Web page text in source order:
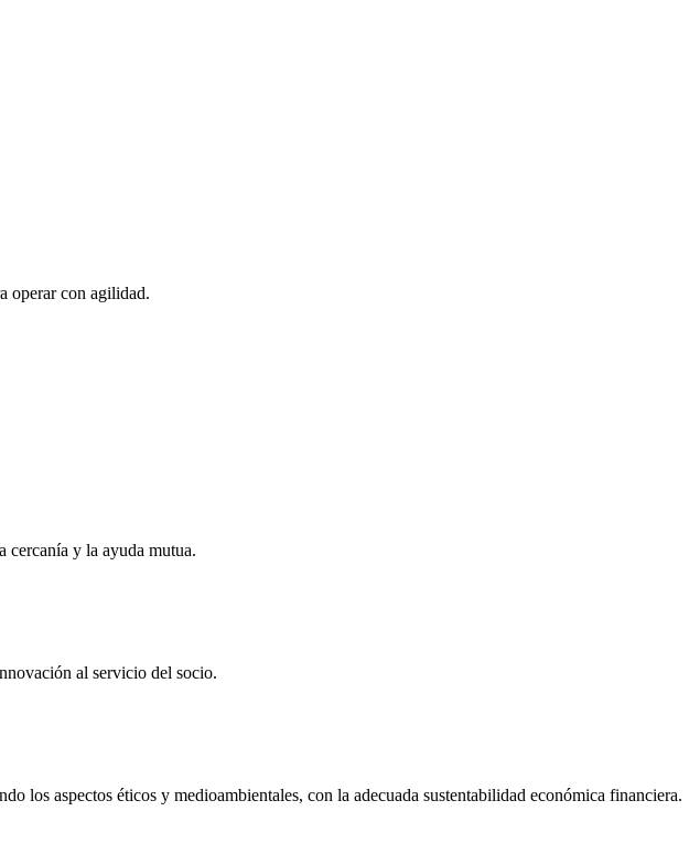
operar con agilidad.
cercanía y la ayuda mutua.
al servicio del socio.
los aspectos éticos y medioambientales, con la adecuada sustentabilidad económica financiera.